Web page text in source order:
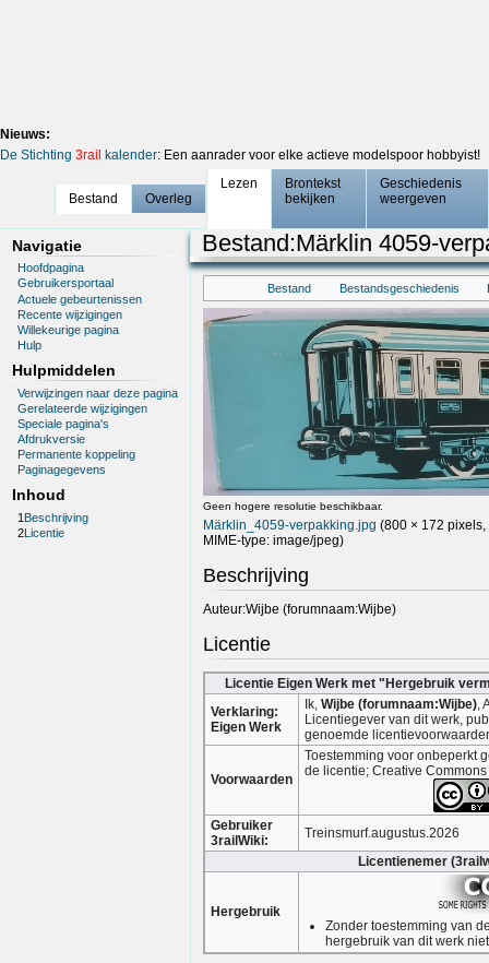
Nieuws:
De Stichting 3rail kalender: Een aanrader voor elke actieve modelspoor hobbyist!
Bestand Overleg
Lezen
Brontekst
bekijken
Geschiedenis
weergeven
Navigatie
Hoofdpagina
Gebruikersportaal
Actuele gebeurtenissen
Recente wijzigingen
Willekeurige pagina
Hulp
Hulpmiddelen
Verwijzingen naar deze pagina
Gerelateerde wijzigingen
Speciale pagina's
Afdrukversie
Permanente koppeling
Paginagegevens
Inhoud
1 Beschrijving
2Licentie
Bestand:Märklin 4059-
Bestand Bestandsgeschiedenis
Geen hogere resolutie beschikbaar.
Märklin_4059-verpakking.jpg (800 × 172
MIME-type: image/jpeg)
Beschrijving
Auteur:Wijbe (forumnaam:Wijbe)
Licentie
Licentie Eigen Werk met "Hergebruik
Verklaring:
Eigen Werk
Ik, Wijbe (forumnaam:Wijbe),
Licentiegever van dit werk,
genoemde
Voorwaarden
Toestemming voor onbeperkt
de licentie; Creative
Gebruiker
3railWiki:
Treinsmurf.augustus.2026
Licentienemer
Hergebruik
Zonder toestemming van
hergebruik van dit werk